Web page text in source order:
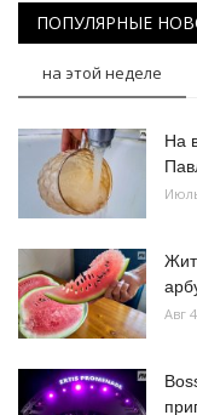
ПОПУЛЯРНЫЕ
на этой неделе
На
Авг